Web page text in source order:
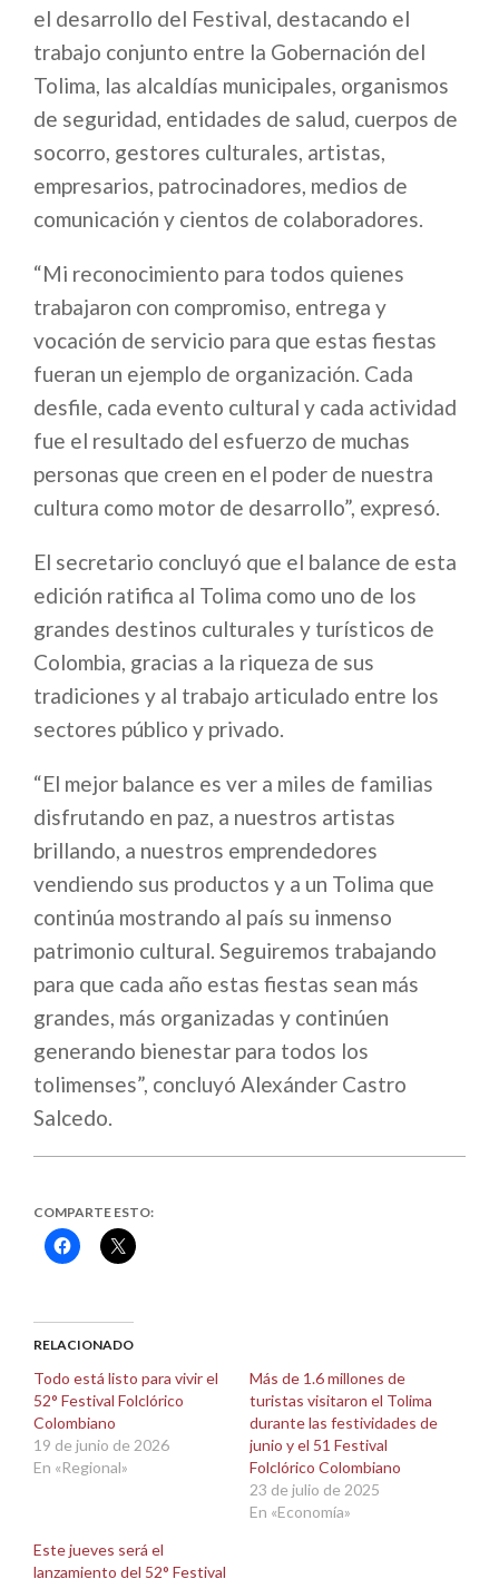
el desarrollo del Festival, destacando el
trabajo conjunto entre la Gobernación del
Tolima, las alcaldías municipales, organismos
de seguridad, entidades de salud, cuerpos de
socorro, gestores culturales, artistas,
empresarios, patrocinadores, medios de
comunicación y cientos de colaboradores.
“Mi reconocimiento para todos quienes
trabajaron con compromiso, entrega y
vocación de servicio para que estas fiestas
fueran un ejemplo de organización. Cada
desfile, cada evento cultural y cada actividad
fue el resultado del esfuerzo de muchas
personas que creen en el poder de nuestra
cultura como motor de desarrollo”, expresó.
El secretario concluyó que el balance de esta
edición ratifica al Tolima como uno de los
grandes destinos culturales y turísticos de
Colombia, gracias a la riqueza de sus
tradiciones y al trabajo articulado entre los
sectores público y privado.
“El mejor balance es ver a miles de familias
disfrutando en paz, a nuestros artistas
brillando, a nuestros emprendedores
vendiendo sus productos y a un Tolima que
continúa mostrando al país su inmenso
patrimonio cultural. Seguiremos trabajando
para que cada año estas fiestas sean más
grandes, más organizadas y continúen
generando bienestar para todos los
tolimenses”, concluyó Alexánder Castro
Salcedo.
COMPARTE ESTO:
Haz
clic
(Se
abre
una
ventana
nueva)
Haz
clic
(Se
abre
una
ventana
nueva)
RELACIONADO
Todo está listo para vivir el
52° Festival Folclórico
Colombiano
19 de junio de 2026
En «Regional»
Más de 1.6 millones de
turistas visitaron el Tolima
durante las festividades de
junio y el 51 Festival
Folclórico Colombiano
23 de julio de 2025
En «Economía»
Este jueves será el
lanzamiento del 52° Festival